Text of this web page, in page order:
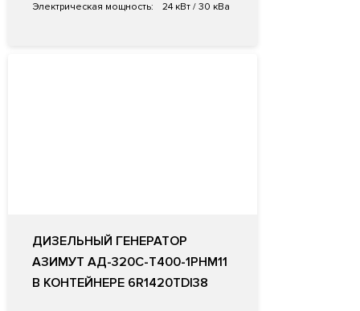
Электрическая мощность: 24 кВт / 30 кВа
ДИЗЕЛЬНЫЙ ГЕНЕРАТОР
АЗИМУТ АД-320С-Т400-1РНМ11
В КОНТЕЙНЕРЕ 6R1420TDI38